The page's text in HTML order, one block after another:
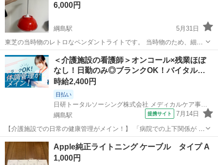
があるため、すぐに充電して使用可...
6,000円
綱島駅
5月31日
東芝の当時物のレトロなペンダントライトです。 当時物のため、細か
な傷などはありますが問題なく使用できます。 直径 約37cm 高さ 約
18cm ケーブルの長さ 約42cm 電球ソケットのサイズ E26 材質 プラス
チック ※...
神奈川 横浜市 綱島駅 生活家電
＜介護施設の看護師＞オンコール×残業ほぼ
なし！日勤のみ◎ブランクOK！バイタル…
時給2,400円
日払い
日研トータルソーシング株式会社 メディカルケア事業部
綱島駅
提携サイト 7月14日
【介護施設での日常の健康管理がメイン！】 「病院での上下関係が 辛
くて辞めてしまった」 「自分の時間が欲しく 他の仕事をしている」
看護をはなれている方 経験を活かせて働き方を調整できる 『施設内の
看護』がオススメです...
神奈川 横浜市 綱島駅 看護師
Apple純正ライトニング ケーブル タイプ A
1,000円